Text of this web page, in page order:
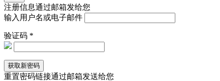
注册信息通过邮箱发给您
输入用户名或电子邮件
验证码 *
重置密码链接通过邮箱发送给您